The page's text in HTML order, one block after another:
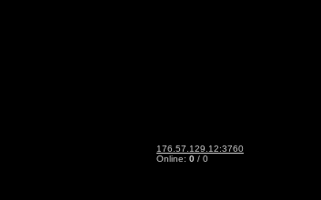
176.57.129.12:3760
Online: 0 / 0